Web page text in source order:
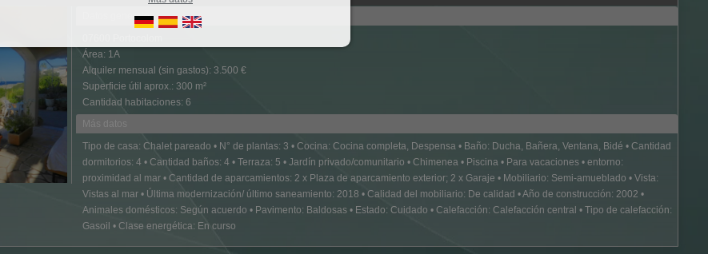
Datos generales
Área: 1A
Alquiler mensual (sin gastos): 3.500 €
Superficie útil aprox.: 300 m²
Cantidad habitaciones: 6
Más datos
Tipo de casa: Chalet pareado • N° de plantas: 3 • Cocina: Cocina completa, Despensa • Baño: Ducha, Bañera, Ventana, Bidé • Cantidad
dormitorios: 4 • Cantidad baños: 4 • Terraza: 5 • Jardín privado/comunitario • Chimenea • Piscina • Para vacaciones • entorno:
proximidad al mar • Cantidad de aparcamientos: 2 x Plaza de aparcamiento exterior; 2 x Garaje • Mobiliario: Semi-amueblado • Vista:
Vistas al mar • Última modernización/ último saneamiento: 2018 • Calidad del mobiliario: De calidad • Año de construcción: 2002 •
Animales domésticos: Según acuerdo • Pavimento: Baldosas • Estado: Cuidado • Calefacción: Calefacción central • Tipo de calefacción:
Gasoil • Clase energética: En curso